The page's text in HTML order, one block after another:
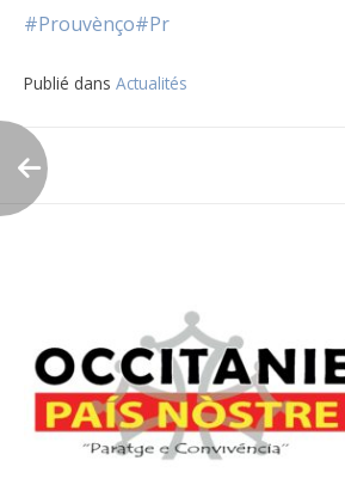
#Prouvènço#Pr
Publié dans Actualités
Navigation
de